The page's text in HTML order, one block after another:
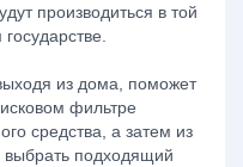
производиться в той
из дома, поможет
фильтре
средства, а затем из
выбрать подходящий